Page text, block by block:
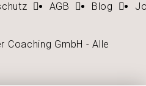
AGB Blog
Coaching GmbH - Alle